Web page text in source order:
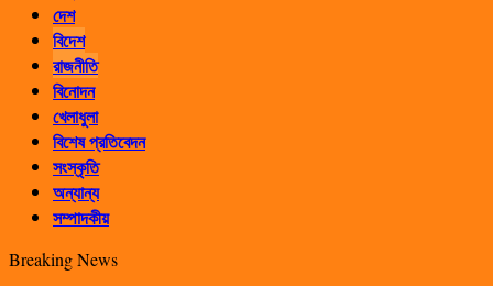
দেশ
বিদেশ
রাজনীতি
বিনোদন
খেলাধুলা
বিশেষ প্রতিবেদন
সংস্কৃতি
অন্যান্য
সম্পাদকীয়
Breaking News